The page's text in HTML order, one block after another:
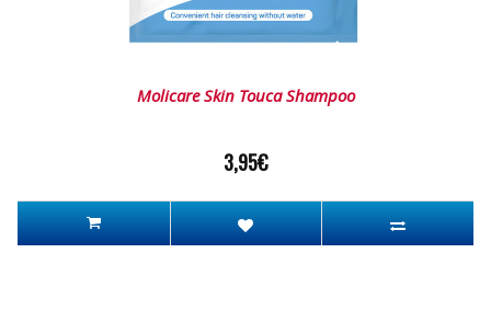
Molicare Skin Touca Shampoo
3,95€